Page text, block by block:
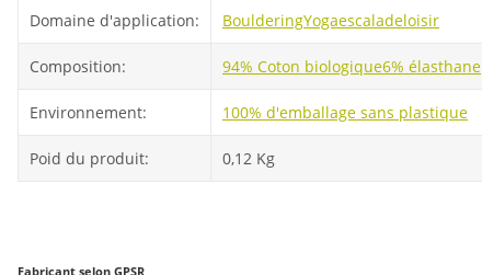
Domaine d'application: BoulderingYogaescaladeloisir
Composition: 94% Coton biologique6% élasthane
Environnement: 100% d'emballage sans plastique
Poid du produit: 0,12 Kg
Fabricant selon GPSR